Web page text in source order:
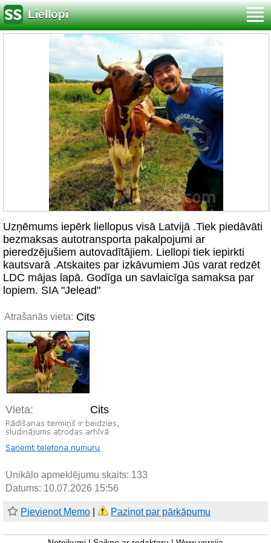
Liellopi
Uzņēmums iepērk liellopus visā Latvijā .Tiek piedāvāti
bezmaksas autotransporta pakalpojumi ar
pieredzējušiem autovadītājiem. Liellopi tiek iepirkti
kautsvarā .Atskaites par izkāvumiem Jūs varat redzēt
LDC mājas lapā. Godīga un savlaicīga samaksa par
lopiem. SIA "Jelead"
Atrašanās vieta: Cits
Vieta: Cits
Unikālo apmeklējumu skaits: 133
Datums: 10.07.2026 15:56
Pievienot Memo Paziņot par pārkāpumu